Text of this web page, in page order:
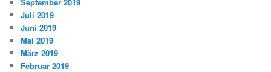
Juli 2019
Juni 2019
Mai 2019
März 2019
Februar 2019